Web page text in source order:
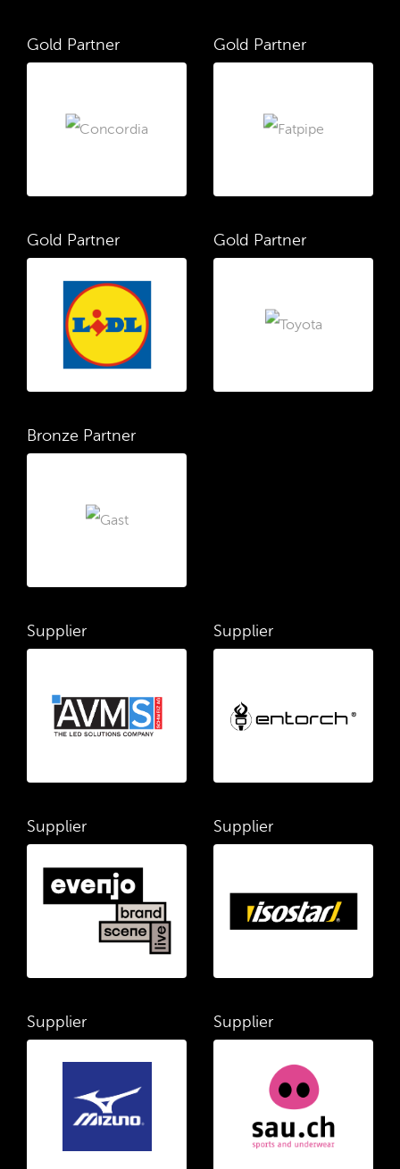
Gold Partner Gold Partner
Gold Partner Gold Partner
Bronze Partner
Supplier Supplier
Supplier Supplier
Supplier Supplier